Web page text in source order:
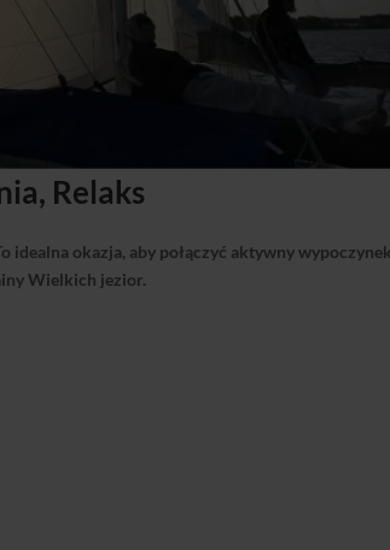
Relaks
idealna okazja, aby połączyć aktywny
Wielkich jezior.